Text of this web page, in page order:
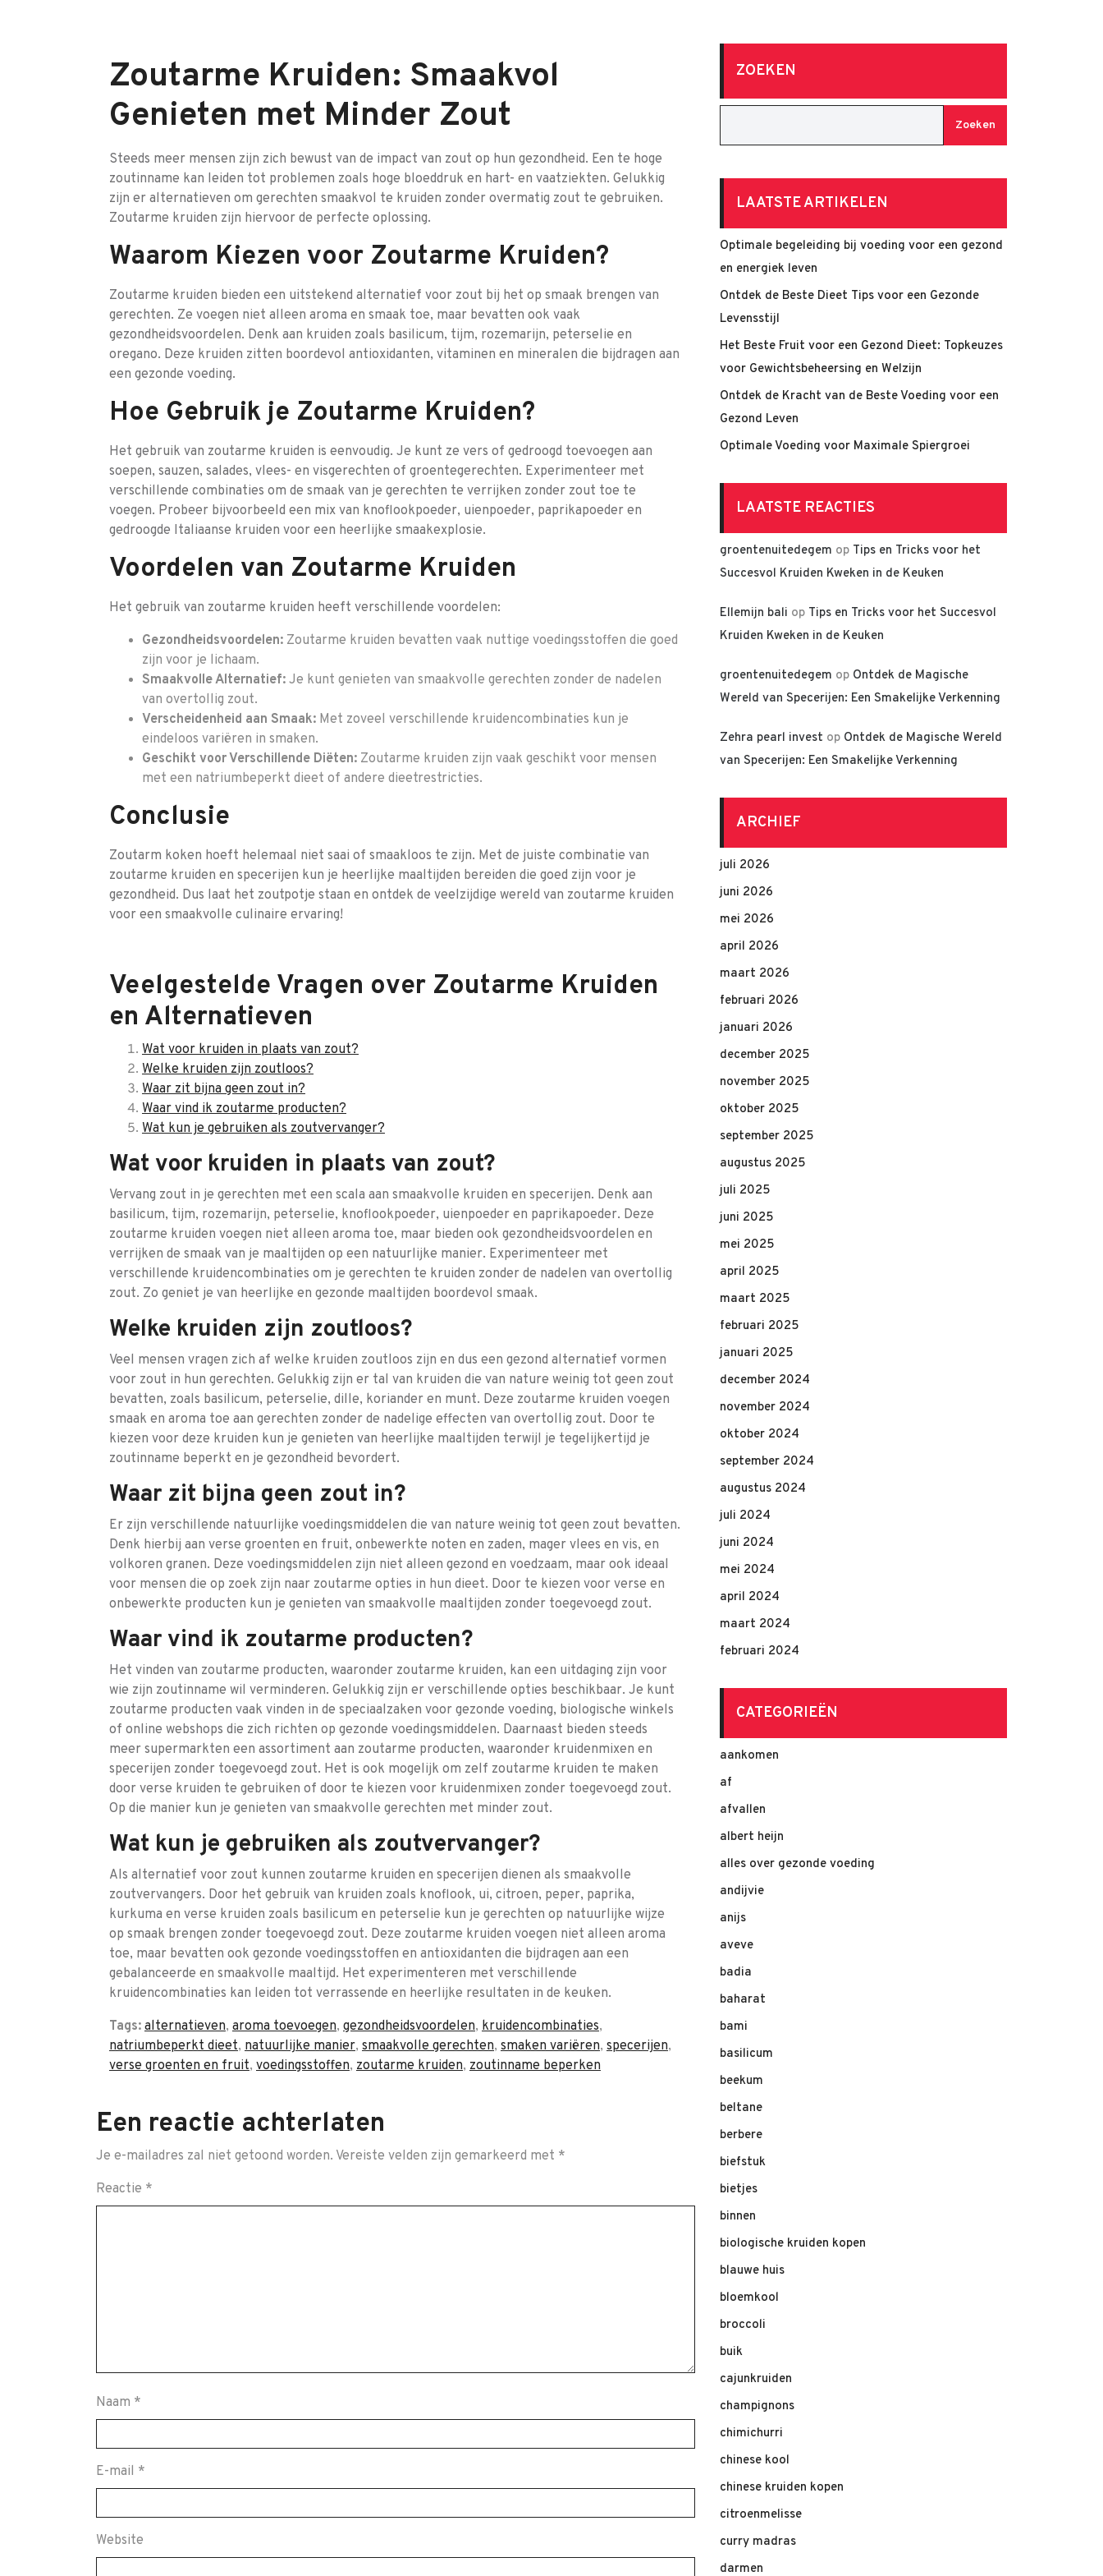
Zoutarme Kruiden: Smaakvol
Genieten met Minder Zout
Steeds meer mensen zijn zich bewust van de impact van zout op hun gezondheid. Een te hoge
zoutinname kan leiden tot problemen zoals hoge bloeddruk en hart- en vaatziekten. Gelukkig
zijn er alternatieven om gerechten smaakvol te kruiden zonder overmatig zout te gebruiken.
Zoutarme kruiden zijn hiervoor de perfecte oplossing.
Waarom Kiezen voor Zoutarme Kruiden?
Zoutarme kruiden bieden een uitstekend alternatief voor zout bij het op smaak brengen van
gerechten. Ze voegen niet alleen aroma en smaak toe, maar bevatten ook vaak
gezondheidsvoordelen. Denk aan kruiden zoals basilicum, tijm, rozemarijn, peterselie en
oregano. Deze kruiden zitten boordevol antioxidanten, vitaminen en mineralen die bijdragen aan
een gezonde voeding.
Hoe Gebruik je Zoutarme Kruiden?
Het gebruik van zoutarme kruiden is eenvoudig. Je kunt ze vers of gedroogd toevoegen aan
soepen, sauzen, salades, vlees- en visgerechten of groentegerechten. Experimenteer met
verschillende combinaties om de smaak van je gerechten te verrijken zonder zout toe te
voegen. Probeer bijvoorbeeld een mix van knoflookpoeder, uienpoeder, paprikapoeder en
gedroogde Italiaanse kruiden voor een heerlijke smaakexplosie.
Voordelen van Zoutarme Kruiden
Het gebruik van zoutarme kruiden heeft verschillende voordelen:
Gezondheidsvoordelen: Zoutarme kruiden bevatten vaak nuttige voedingsstoffen die goed
zijn voor je lichaam.
Smaakvolle Alternatief: Je kunt genieten van smaakvolle gerechten zonder de nadelen
van overtollig zout.
Verscheidenheid aan Smaak: Met zoveel verschillende kruidencombinaties kun je
eindeloos variëren in smaken.
Geschikt voor Verschillende Diëten: Zoutarme kruiden zijn vaak geschikt voor mensen
met een natriumbeperkt dieet of andere dieetrestricties.
Conclusie
Zoutarm koken hoeft helemaal niet saai of smaakloos te zijn. Met de juiste combinatie van
zoutarme kruiden en specerijen kun je heerlijke maaltijden bereiden die goed zijn voor je
gezondheid. Dus laat het zoutpotje staan en ontdek de veelzijdige wereld van zoutarme kruiden
voor een smaakvolle culinaire ervaring!
Veelgestelde Vragen over Zoutarme Kruiden
en Alternatieven
Wat voor kruiden in plaats van zout?
Welke kruiden zijn zoutloos?
Waar zit bijna geen zout in?
Waar vind ik zoutarme producten?
Wat kun je gebruiken als zoutvervanger?
Wat voor kruiden in plaats van zout?
Vervang zout in je gerechten met een scala aan smaakvolle kruiden en specerijen. Denk aan
basilicum, tijm, rozemarijn, peterselie, knoflookpoeder, uienpoeder en paprikapoeder. Deze
zoutarme kruiden voegen niet alleen aroma toe, maar bieden ook gezondheidsvoordelen en
verrijken de smaak van je maaltijden op een natuurlijke manier. Experimenteer met
verschillende kruidencombinaties om je gerechten te kruiden zonder de nadelen van overtollig
zout. Zo geniet je van heerlijke en gezonde maaltijden boordevol smaak.
Welke kruiden zijn zoutloos?
Veel mensen vragen zich af welke kruiden zoutloos zijn en dus een gezond alternatief vormen
voor zout in hun gerechten. Gelukkig zijn er tal van kruiden die van nature weinig tot geen zout
bevatten, zoals basilicum, peterselie, dille, koriander en munt. Deze zoutarme kruiden voegen
smaak en aroma toe aan gerechten zonder de nadelige effecten van overtollig zout. Door te
kiezen voor deze kruiden kun je genieten van heerlijke maaltijden terwijl je tegelijkertijd je
zoutinname beperkt en je gezondheid bevordert.
Waar zit bijna geen zout in?
Er zijn verschillende natuurlijke voedingsmiddelen die van nature weinig tot geen zout bevatten.
Denk hierbij aan verse groenten en fruit, onbewerkte noten en zaden, mager vlees en vis, en
volkoren granen. Deze voedingsmiddelen zijn niet alleen gezond en voedzaam, maar ook ideaal
voor mensen die op zoek zijn naar zoutarme opties in hun dieet. Door te kiezen voor verse en
onbewerkte producten kun je genieten van smaakvolle maaltijden zonder toegevoegd zout.
Waar vind ik zoutarme producten?
Het vinden van zoutarme producten, waaronder zoutarme kruiden, kan een uitdaging zijn voor
wie zijn zoutinname wil verminderen. Gelukkig zijn er verschillende opties beschikbaar. Je kunt
zoutarme producten vaak vinden in de speciaalzaken voor gezonde voeding, biologische winkels
of online webshops die zich richten op gezonde voedingsmiddelen. Daarnaast bieden steeds
meer supermarkten een assortiment aan zoutarme producten, waaronder kruidenmixen en
specerijen zonder toegevoegd zout. Het is ook mogelijk om zelf zoutarme kruiden te maken
door verse kruiden te gebruiken of door te kiezen voor kruidenmixen zonder toegevoegd zout.
Op die manier kun je genieten van smaakvolle gerechten met minder zout.
Wat kun je gebruiken als zoutvervanger?
Als alternatief voor zout kunnen zoutarme kruiden en specerijen dienen als smaakvolle
zoutvervangers. Door het gebruik van kruiden zoals knoflook, ui, citroen, peper, paprika,
kurkuma en verse kruiden zoals basilicum en peterselie kun je gerechten op natuurlijke wijze
op smaak brengen zonder toegevoegd zout. Deze zoutarme kruiden voegen niet alleen aroma
toe, maar bevatten ook gezonde voedingsstoffen en antioxidanten die bijdragen aan een
gebalanceerde en smaakvolle maaltijd. Het experimenteren met verschillende
kruidencombinaties kan leiden tot verrassende en heerlijke resultaten in de keuken.
Tags: alternatieven, aroma toevoegen, gezondheidsvoordelen, kruidencombinaties,
natriumbeperkt dieet, natuurlijke manier, smaakvolle gerechten, smaken variëren, specerijen,
verse groenten en fruit, voedingsstoffen, zoutarme kruiden, zoutinname beperken
Een reactie achterlaten
Je e-mailadres zal niet getoond worden. Vereiste velden zijn gemarkeerd met *
Reactie *
Naam *
E-mail *
Website
ZOEKEN
Zoeken
LAATSTE ARTIKELEN
Optimale begeleiding bij voeding voor een gezond
en energiek leven
Ontdek de Beste Dieet Tips voor een Gezonde
Levensstijl
Het Beste Fruit voor een Gezond Dieet: Topkeuzes
voor Gewichtsbeheersing en Welzijn
Ontdek de Kracht van de Beste Voeding voor een
Gezond Leven
Optimale Voeding voor Maximale Spiergroei
LAATSTE REACTIES
groentenuitedegem op Tips en Tricks voor het
Succesvol Kruiden Kweken in de Keuken
Ellemijn bali op Tips en Tricks voor het Succesvol
Kruiden Kweken in de Keuken
groentenuitedegem op Ontdek de Magische
Wereld van Specerijen: Een Smakelijke Verkenning
Zehra pearl invest op Ontdek de Magische Wereld
van Specerijen: Een Smakelijke Verkenning
ARCHIEF
juli 2026
juni 2026
mei 2026
april 2026
maart 2026
februari 2026
januari 2026
december 2025
november 2025
oktober 2025
september 2025
augustus 2025
juli 2025
juni 2025
mei 2025
april 2025
maart 2025
februari 2025
januari 2025
december 2024
november 2024
oktober 2024
september 2024
augustus 2024
juli 2024
juni 2024
mei 2024
april 2024
maart 2024
februari 2024
CATEGORIEËN
aankomen
af
afvallen
albert heijn
alles over gezonde voeding
andijvie
anijs
aveve
badia
baharat
bami
basilicum
beekum
beltane
berbere
biefstuk
bietjes
binnen
biologische kruiden kopen
blauwe huis
bloemkool
broccoli
buik
cajunkruiden
champignons
chimichurri
chinese kool
chinese kruiden kopen
citroenmelisse
curry madras
darmen